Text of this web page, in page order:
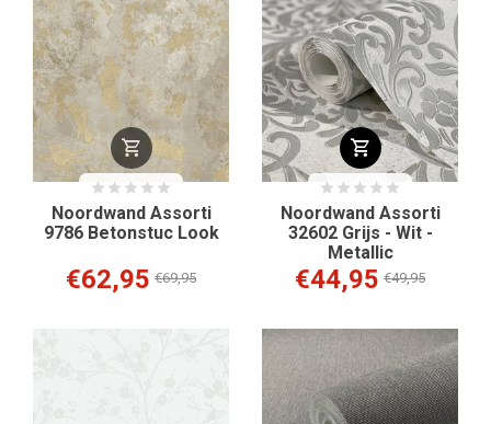
Noordwand Assorti
9786 Betonstuc Look
€62,95 €69,95
Noordwand Assorti
32602 Grijs - Wit -
Metallic
€44,95 €49,95